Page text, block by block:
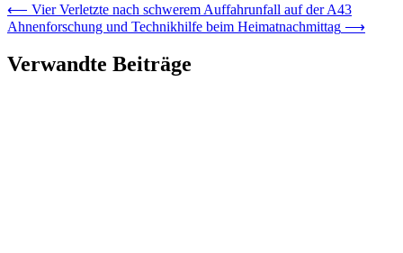
⟵ Vier Verletzte nach schwerem Auffahrunfall auf der A43
Ahnenforschung und Technikhilfe beim Heimatnachmittag ⟶
Verwandte Beiträge